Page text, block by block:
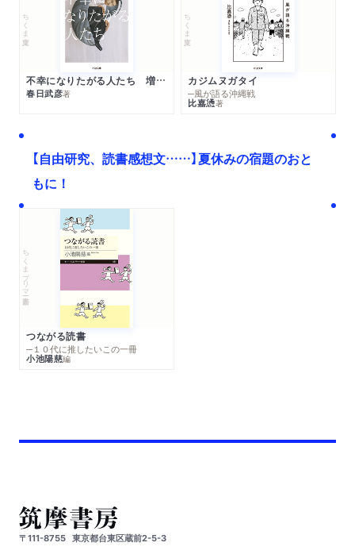
あとがき
引用・参考文献
ちくま文庫
不幸になりたがる人たち 増補新版
春日武彦著
ちくま文庫
カジムヌガタイ
─風が語る沖縄戦
比嘉慂著
【自由研究、読書感想文……】夏休みの宿題のおと
もに！
ちくまプリマー新書
つながる読書
─１０代に推したいこの一冊
小池陽慈編
〒111-8755 東京都台東区蔵前2-5-3